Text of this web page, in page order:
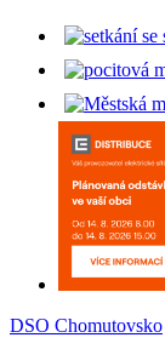
DSO Chomutovsko